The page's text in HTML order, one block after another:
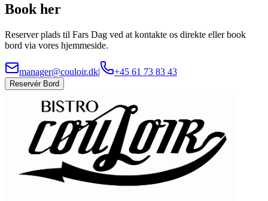
Book her
Reserver plads til Fars Dag ved at kontakte os direkte eller book
bord via vores hjemmeside.
manager@couloir.dk| +45 61 73 83 43
Reservér Bord